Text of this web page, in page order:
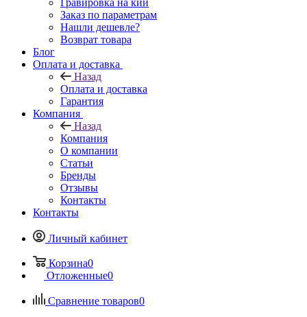
Гравировка на кий
Заказ по параметрам
Нашли дешевле?
Возврат товара
Блог
Оплата и доставка
Назад
Оплата и доставка
Гарантия
Компания
Назад
Компания
О компании
Статьи
Бренды
Отзывы
Контакты
Контакты
Личный кабинет
Корзина0
Отложенные0
Сравнение товаров0